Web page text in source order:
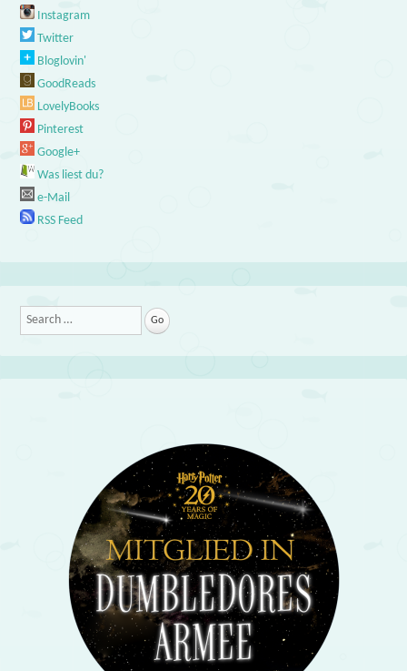
Instagram
Twitter
Bloglovin'
GoodReads
LovelyBooks
Pinterest
Google+
Was liest du?
e-Mail
RSS Feed
Search